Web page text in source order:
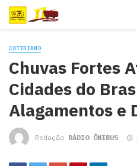
COTIDIANO
Chuvas Fortes
Cidades do
Alagamentos e
Redação RÁDIO ÔNIBUS